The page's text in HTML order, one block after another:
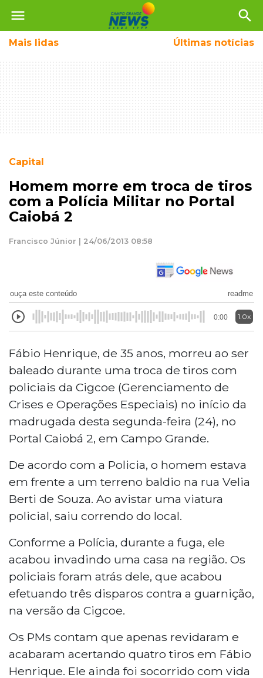
menu search
Mais lidas Últimas notícias
Capital
Homem morre em troca de tiros
com a Polícia Militar no Portal
Caiobá 2
Francisco Júnior | 24/06/2013 08:58
ouça este conteúdo readme
0:00 1.0x
Fábio Henrique, de 35 anos, morreu ao ser
baleado durante uma troca de tiros com
policiais da Cigcoe (Gerenciamento de
Crises e Operações Especiais) no início da
madrugada desta segunda-feira (24), no
Portal Caiobá 2, em Campo Grande.
De acordo com a Policia, o homem estava
em frente a um terreno baldio na rua Velia
Berti de Souza. Ao avistar uma viatura
policial, saiu correndo do local.
Conforme a Polícia, durante a fuga, ele
acabou invadindo uma casa na região. Os
policiais foram atrás dele, que acabou
efetuando três disparos contra a guarnição,
na versão da Cigcoe.
Os PMs contam que apenas revidaram e
acabaram acertando quatro tiros em Fábio
Henrique. Ele ainda foi socorrido com vida